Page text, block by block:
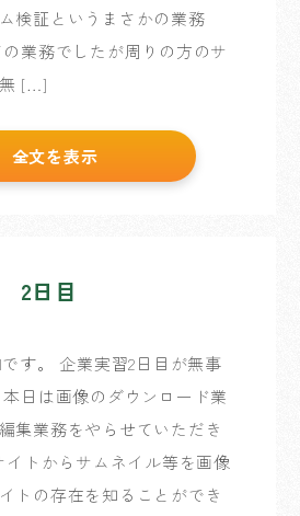
検証というまさかの業務
業務でしたが周りの方のサ
[…]
全文を表示
2日目
す。 企業実習2日目が無事
日は画像のダウンロード業
集業務をやらせていただき
イトからサムネイル等を画像
トの存在を知ることができ